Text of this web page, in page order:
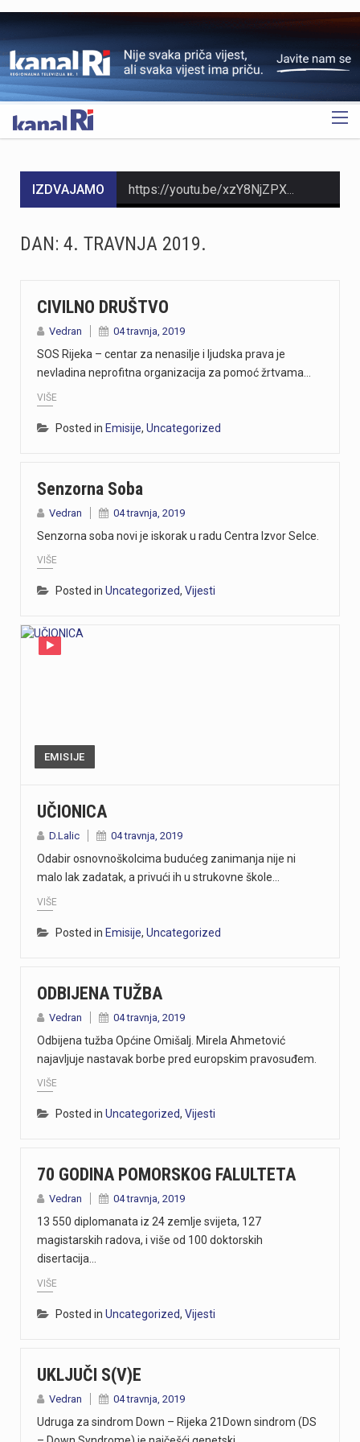
OGLAS
IZDVAJAMO
https://youtu.be/aILFsriI-vk
DAN: 4. TRAVNJA 2019.
CIVILNO DRUŠTVO
Vedran 04 travnja, 2019
SOS Rijeka – centar za nenasilje i ljudska prava je
nevladina neprofitna organizacija za pomoć žrtvama…
VIŠE
Posted in Emisije, Uncategorized
Senzorna Soba
Vedran 04 travnja, 2019
Senzorna soba novi je iskorak u radu Centra Izvor Selce.
VIŠE
Posted in Uncategorized, Vijesti
EMISIJE
UČIONICA
D.Lalic 04 travnja, 2019
Odabir osnovnoškolcima budućeg zanimanja nije ni
malo lak zadatak, a privući ih u strukovne škole…
VIŠE
Posted in Emisije, Uncategorized
ODBIJENA TUŽBA
Vedran 04 travnja, 2019
Odbijena tužba Općine Omišalj. Mirela Ahmetović
najavljuje nastavak borbe pred europskim pravosuđem.
VIŠE
Posted in Uncategorized, Vijesti
70 GODINA POMORSKOG FALULTETA
Vedran 04 travnja, 2019
13 550 diplomanata iz 24 zemlje svijeta, 127
magistarskih radova, i više od 100 doktorskih
disertacija…
VIŠE
Posted in Uncategorized, Vijesti
UKLJUČI S(V)E
Vedran 04 travnja, 2019
Udruga za sindrom Down – Rijeka 21Down sindrom (DS